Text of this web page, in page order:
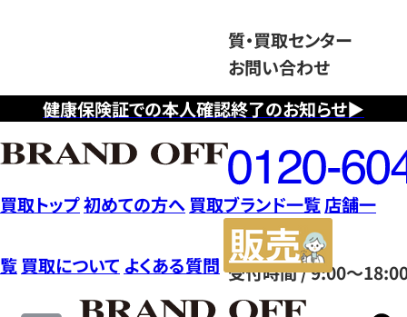
健康保険証での本人確認終了のお知らせ▶
質・買取センター
お問い合わせ
フ
リ
ー
ダ
イ
ヤ
ル
0120604117
受付時間 / 9:00～
買取トップ初めての方へ 買取ブランド一覧店舗一
覧 買取について よくある質問
サ